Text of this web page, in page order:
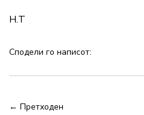
Н.Т
Сподели го написот:
← Претходен